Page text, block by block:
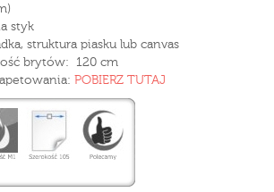
styk
struktura piasku lub canvas
brytów: 120 cm
POBIERZ TUTAJ